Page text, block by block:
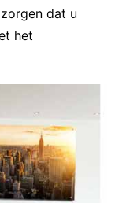
dat u
het